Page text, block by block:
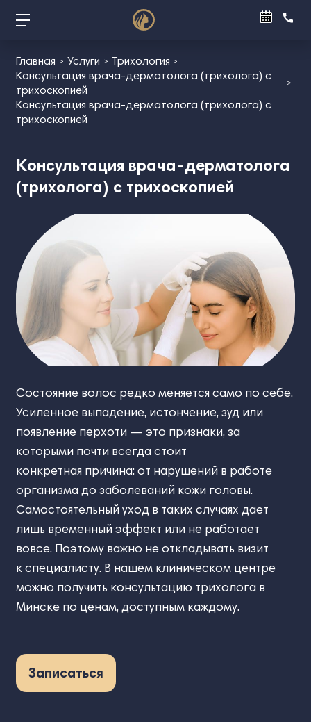
Главная Услуги
Трихология
Консультация врача-дерматолога (трихолога) с
трихоскопией
Консультация врача-дерматолога (трихолога) с
трихоскопией
Консультация врача-дерматолога
(трихолога) с трихоскопией
Состояние волос редко меняется само по себе.
Усиленное выпадение, истончение, зуд или
появление перхоти — это признаки, за
которыми почти всегда стоит
конкретная причина: от нарушений в работе
организма до заболеваний кожи головы.
Самостоятельный уход в таких случаях дает
лишь временный эффект или не работает
вовсе. Поэтому важно не откладывать визит
к специалисту. В нашем клиническом центре
можно получить консультацию трихолога в
Минске по ценам, доступным каждому.
Записаться